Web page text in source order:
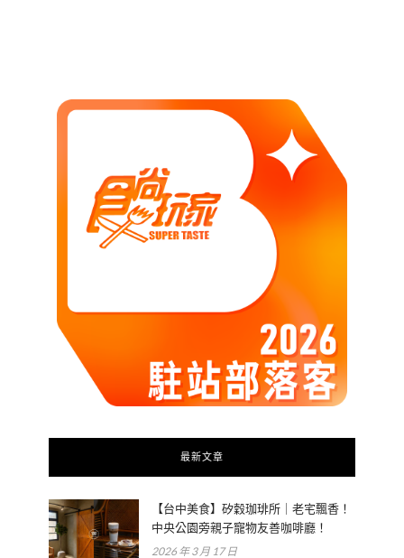
最新文章
【台中美食】矽穀珈琲所｜老宅飄香！
中央公園旁親子寵物友善咖啡廳！
2026 年 3 月 17 日